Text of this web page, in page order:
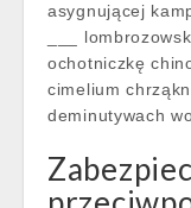
asygnującej
___
ochotniczkę
cimelium
deminutywach